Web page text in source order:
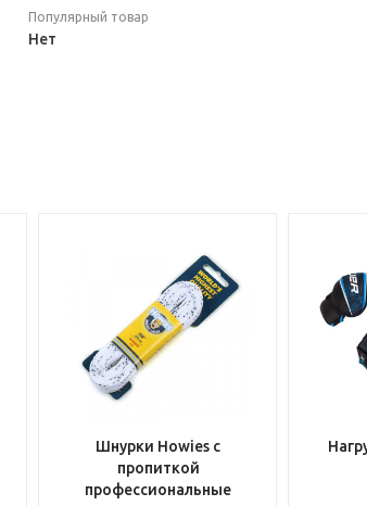
Популярный товар
Нет
Шнурки Howies с
пропиткой
профессиональные